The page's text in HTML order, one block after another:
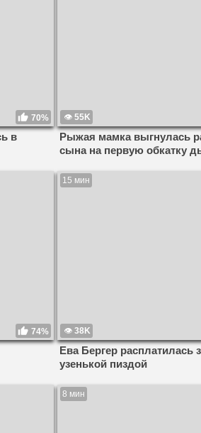
70%
в
55K
Рыжая мамка выгнулась
сына на первую обкатку
74%
15 мин
38K
Ева Бергер расплатилась
узенькой пиздой
8 мин